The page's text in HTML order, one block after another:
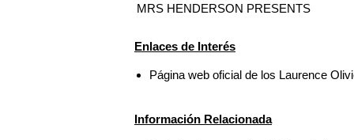
MRS HENDERSON PRESENTS
Enlaces de Interés
Página web oficial de los Laurence
Información Relacionada